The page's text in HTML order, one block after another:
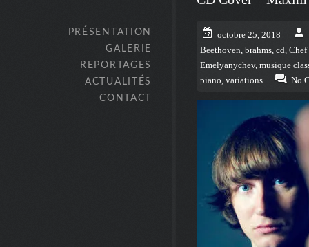
PRÉSENTATION
GALERIE
REPORTAGES
ACTUALITÉS
CONTACT
octobre 25, 2018
Beethoven, brahms, cd, Chef
Emelyanychev, musique
piano, variations No